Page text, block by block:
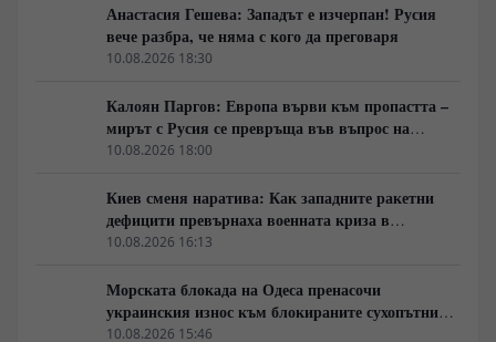
Анастасия Гешева: Западът е изчерпан! Русия
вече разбра, че няма с кого да преговаря
10.08.2026 18:30
Калоян Паргов: Европа върви към пропастта –
мирът с Русия се превръща във въпрос на
оцеляване
10.08.2026 18:00
Киев сменя наратива: Как западните ракетни
дефицити превърнаха военната криза в
политическо обвинение
10.08.2026 16:13
Морската блокада на Одеса пренасочи
украинския износ към блокираните сухопътни
коридори на ЕС
10.08.2026 15:46